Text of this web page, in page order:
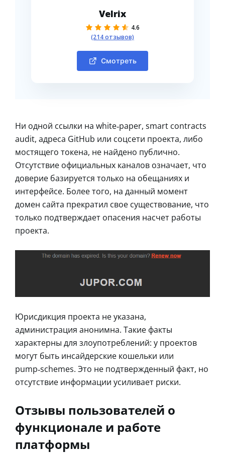
Velrix
4.6
(214 отзывов)
Смотреть
Ни одной ссылки на white‑paper, smart contracts
audit, адреса GitHub или соцсети проекта, либо
мостящего токена, не найдено публично.
Отсутствие официальных каналов означает, что
доверие базируется только на обещаниях и
интерфейсе. Более того, на данный момент
домен сайта прекратил свое существование, что
только подтверждает опасения насчет работы
проекта.
Юрисдикция проекта не указана,
администрация анонимна. Такие факты
характерны для злоупотреблений: у проектов
могут быть инсайдерские кошельки или
pump‑schemes. Это не подтвержденный факт, но
отсутствие информации усиливает риски.
Отзывы пользователей о
функционале и работе
платформы